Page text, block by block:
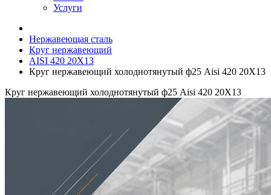
Услуги
Нержавеющая сталь
Круг нержавеющий
AISI 420 20Х13
Круг нержавеющий холоднотянутый ф25 Aisi 420 20Х13
Круг нержавеющий холоднотянутый ф25 Aisi 420 20Х13